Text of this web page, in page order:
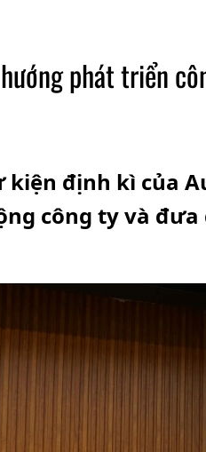
phát triển
kiện định kì của
công ty và